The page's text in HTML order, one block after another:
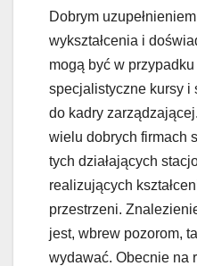
Dobrym
wykształcenia i
mogą być w
specjalistyczne kursy i
do kadry
wielu dobrych firmach
tych działających
realizujących
przestrzeni.
jest, wbrew pozorom,
wydawać. Obecnie na